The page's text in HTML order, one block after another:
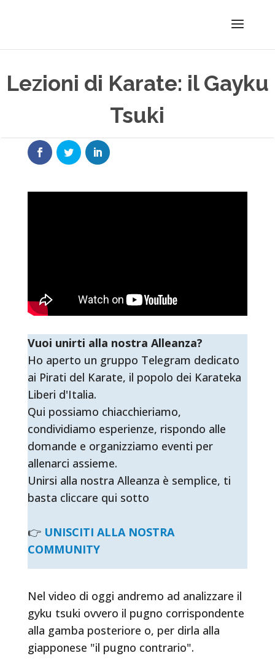
Lezioni di Karate: il Gayku
Tsuki
Vuoi unirti alla nostra Alleanza?
Ho aperto un gruppo Telegram dedicato
ai Pirati del Karate, il popolo dei Karateka
Liberi d'Italia.
Qui possiamo chiacchieriamo,
condividiamo esperienze, rispondo alle
domande e organizziamo eventi per
allenarci assieme.
Unirsi alla nostra Alleanza è semplice, ti
basta cliccare qui sotto
👉 UNISCITI ALLA NOSTRA
COMMUNITY
Nel video di oggi andremo ad analizzare il
gyku tsuki ovvero il pugno corrispondente
alla gamba posteriore o, per dirla alla
giapponese "il pugno contrario".